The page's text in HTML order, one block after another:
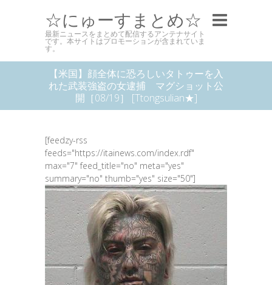
☆にゅーすまとめ☆
最新ニュースをまとめて配信するアンテナサイト
です。本サイトはプロモーションが含まれていま
す。
【米国】顔全体に恐ろしいタトゥーを入
れた武装強盗の女逮捕 マグショット公
開［08/19］ [Ttongsulian★]
[feedzy-rss
feeds="https://itainews.com/index.rdf"
max="7" feed_title="no" meta="yes"
summary="no" thumb="yes" size="50"]